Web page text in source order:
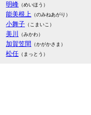
明峰 （めいほう）
能美根上 （のみねあがり）
小舞子 （こまいこ）
美川 （みかわ）
加賀笠間 （かがかさま）
松任 （まっとう）